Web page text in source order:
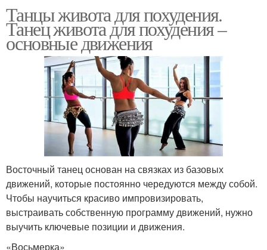
Танцы живота для похудения.
Танец живота для похудения –
основные движения
Восточный танец основан на связках из базовых
движений, которые постоянно чередуются между собой.
Чтобы научиться красиво импровизировать,
выстраивать собственную программу движений, нужно
выучить ключевые позиции и движения.
«Восьмерка»